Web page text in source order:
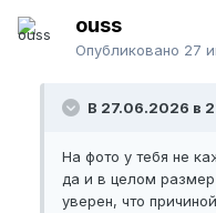
ouss
Опубликовано 27
В 27.06.2026 в
На фото у тебя не
да и в целом размер
уверен, что